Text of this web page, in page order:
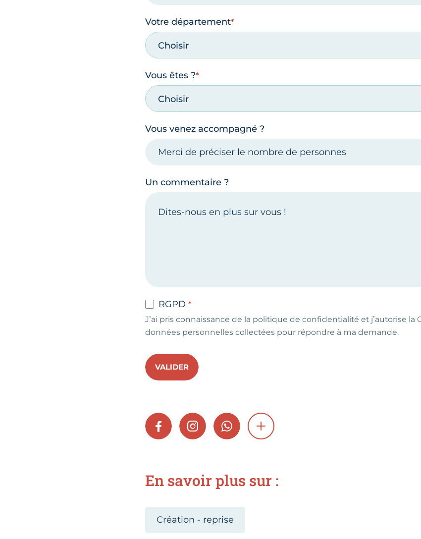
Votre département
Choisir
Vous êtes ?
Choisir
Vous venez accompagné ?
Un commentaire ?
RGPD
J’ai pris connaissance de la politique de confidentialité et j’autorise la
données personnelles collectées pour répondre à ma demande.
VALIDER
FACEBOOKINSTAGRAMWHATSAPPSHOW MORE
En savoir plus sur :
Création - reprise